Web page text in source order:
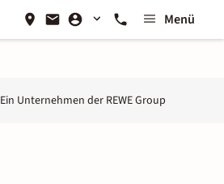
Menü
Ein Unternehmen der REWE Group